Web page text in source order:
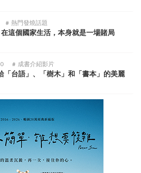
# 熱門發燒話題
在這個國家生活，本身就是一場賭局
# 成書介紹影片
「台語」、「樹木」和「書本」的美麗